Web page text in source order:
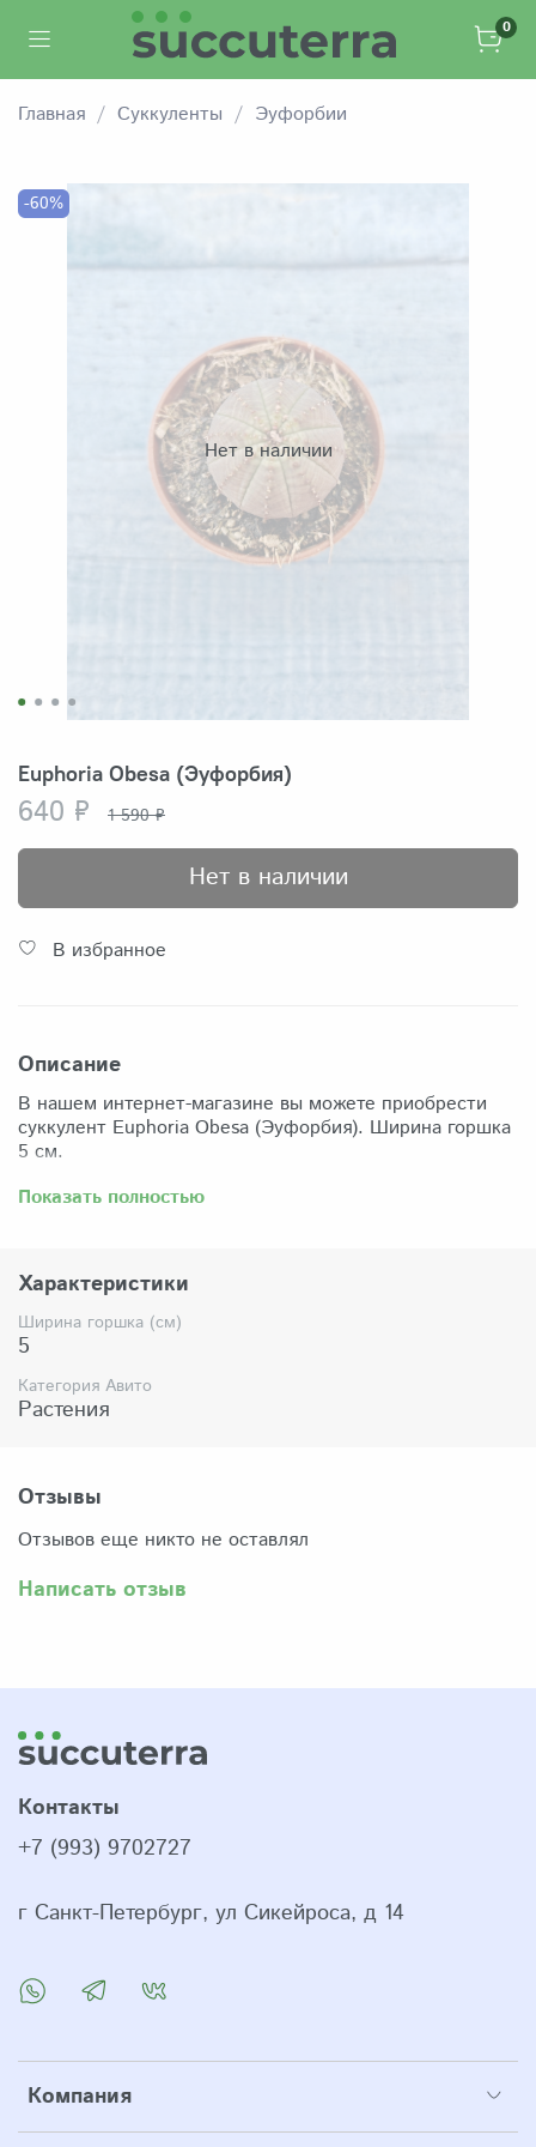
0
Главная Суккуленты Эуфорбии
Нет в наличии
-60%
Euphoria Obesa (Эуфорбия)
640 ₽ 1 590 ₽
Нет в наличии
В избранное
Описание
В нашем интернет-магазине вы можете приобрести
суккулент Euphoria Obesa (Эуфорбия). Ширина горшка
5 см.
Забрать растение можно самовывозом из нашего
по России осуществляется через Яндекс-доставку или
СДЭК.
Комплектация:
Растение (отправляется с открытой корневой
системой, это норма для всех суккулентов, они
Показать полностью
Характеристики
Ширина горшка (см)
5
Категория Авито
Растения
Отзывы
Отзывов еще никто не оставлял
Написать отзыв
Компания
Контакты
+7 (993) 9702727
г Санкт-Петербург, ул Сикейроса, д 14